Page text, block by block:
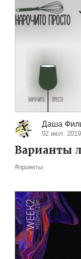
Даша
02 июл. 2019
Варианты
#проекты